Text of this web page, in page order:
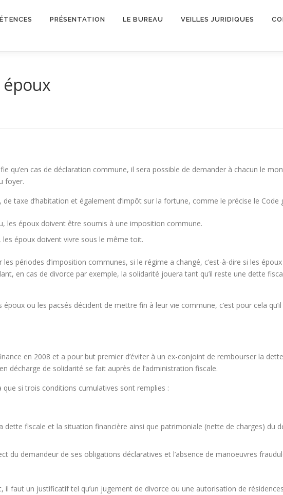
PRÉSENTATION LE BUREAU VEILLES JURIDIQUES
époux
qu’en cas de déclaration commune, il sera possible de demander à chacun le
foyer.
taxe d’habitation et également d’impôt sur la fortune, comme le précise le Code
les époux doivent être soumis à une imposition commune.
les époux doivent vivre sous le même toit.
périodes d’imposition communes, si le régime a changé, c’est-à-dire si les
en cas de divorce par exemple, la solidarité jouera tant qu’il reste une dette
ou les pacsés décident de mettre fin à leur vie commune, c’est pour cela
en 2008 et a pour but premier d’éviter à un ex-conjoint de rembourser la
décharge de solidarité se fait auprès de l’administration fiscale.
que si trois conditions cumulatives sont remplies :
fiscale et la situation financière ainsi que patrimoniale (nette de charges) du
du demandeur de ses obligations déclaratives et l’absence de manoeuvres
il faut un justificatif tel qu’un jugement de divorce ou une autorisation de